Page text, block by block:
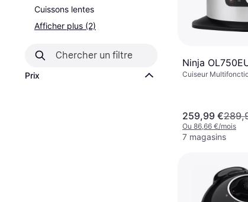
Cuissons lentes
Afficher plus (2)
Prix
Ninja
Cuiseur
259,99 €
Ou 86,66 €/mois
7 magasins